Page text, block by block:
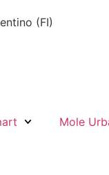
(FI)
Mole